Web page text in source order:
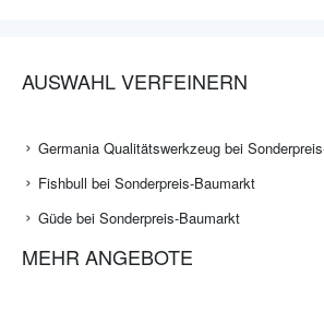
AUSWAHL VERFEINERN
Germania Qualitätswerkzeug bei
Fishbull bei Sonderpreis-Baumarkt
Güde bei Sonderpreis-Baumarkt
MEHR ANGEBOTE